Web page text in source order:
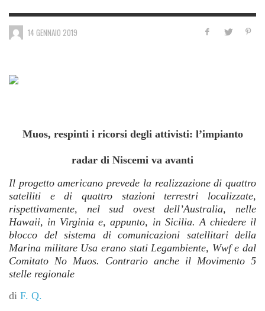
14 GENNAIO 2019
Muos, respinti i ricorsi degli attivisti: l’impianto
radar di Niscemi va avanti
Il progetto americano prevede la realizzazione di quattro
satelliti e di quattro stazioni terrestri localizzate,
rispettivamente, nel sud ovest dell’Australia, nelle
Hawaii, in Virginia e, appunto, in Sicilia. A chiedere il
blocco del sistema di comunicazioni satellitari della
Marina militare Usa erano stati Legambiente, Wwf e dal
Comitato No Muos. Contrario anche il Movimento 5
stelle regionale
di F. Q.